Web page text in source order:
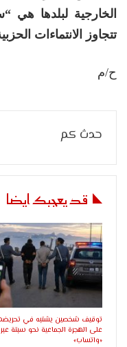
الخارجية لبلدها هي
تتجاوز الانتماءات
ح/م
حدث كم
قد يعجبك ايضا
توقيف شخصين يشتبه في
على الهجرة الجماعية نحو سبتة عبر
«واتساب»